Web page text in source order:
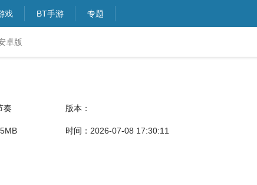
戏 BT手游 专题
卓版
奏 版本：
时间：2026-07-08 17:30:11